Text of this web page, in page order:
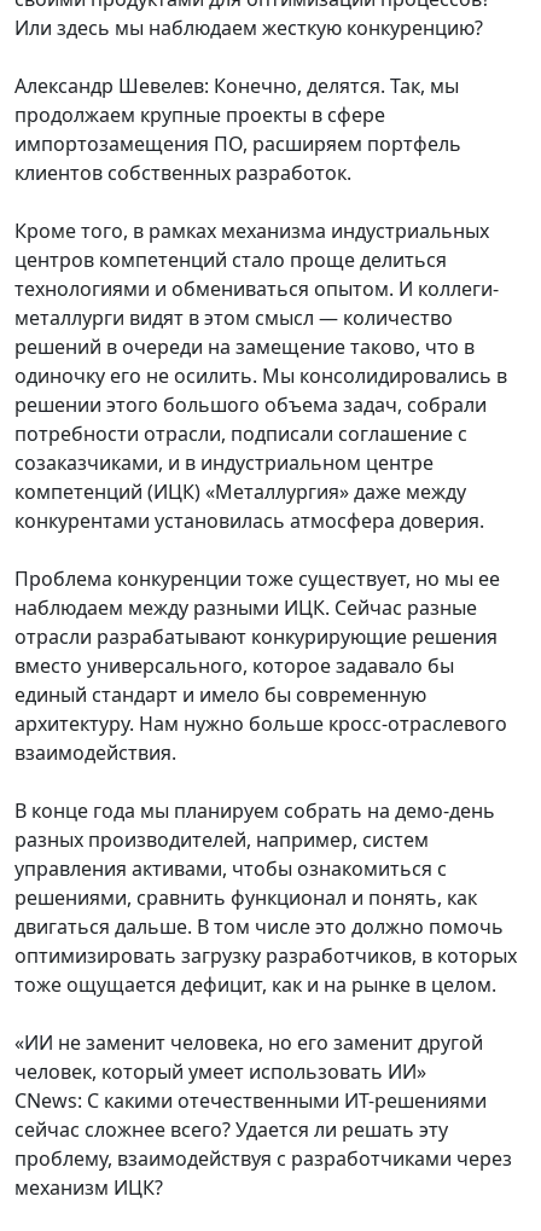
Или здесь мы наблюдаем жесткую конкуренцию?
Александр Шевелев: Конечно, делятся. Так, мы
продолжаем крупные проекты в сфере
импортозамещения ПО, расширяем портфель
клиентов собственных разработок.
Кроме того, в рамках механизма индустриальных
центров компетенций стало проще делиться
технологиями и обмениваться опытом. И коллеги-
металлурги видят в этом смысл — количество
решений в очереди на замещение таково, что в
одиночку его не осилить. Мы консолидировались в
решении этого большого объема задач, собрали
потребности отрасли, подписали соглашение с
созаказчиками, и в индустриальном центре
компетенций (ИЦК) «Металлургия» даже между
конкурентами установилась атмосфера доверия.
Проблема конкуренции тоже существует, но мы ее
наблюдаем между разными ИЦК. Сейчас разные
отрасли разрабатывают конкурирующие решения
вместо универсального, которое задавало бы
единый стандарт и имело бы современную
архитектуру. Нам нужно больше кросс-отраслевого
взаимодействия.
В конце года мы планируем собрать на демо-день
разных производителей, например, систем
управления активами, чтобы ознакомиться с
решениями, сравнить функционал и понять, как
двигаться дальше. В том числе это должно помочь
оптимизировать загрузку разработчиков, в которых
тоже ощущается дефицит, как и на рынке в целом.
«ИИ не заменит человека, но его заменит другой
человек, который умеет использовать ИИ»
CNews: С какими отечественными ИТ-решениями
сейчас сложнее всего? Удается ли решать эту
проблему, взаимодействуя с разработчиками через
механизм ИЦК?